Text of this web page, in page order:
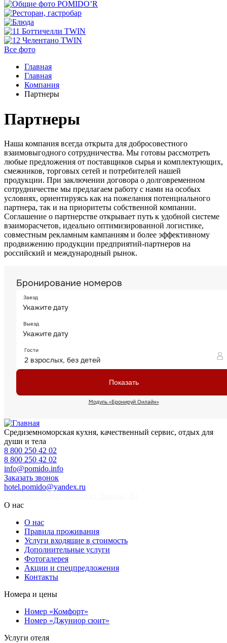
Все фото
Главная
Главная
Компания
Партнеры
Партнеры
Наша компания всегда открыта для добросовестного
взаимовыгодного сотрудничества. Мы готовы рассмотреть
любые предложения от поставщиков сырья и комплектующих,
смежников, торговых сетей и потребителей нашей
продукции. При заключении договора о долговременном
сотрудничестве мы предлагаем работу с нами на особых
условиях, ориентируясь как на пожелания потенциального
партнера, так и на приоритеты собственной компании.
Соглашение о партнерстве открывает путь к удобной системе
взаиморасчетов, идеально оптимизированной логистике,
совместным рекламным кампаниям и более эффективному
продвижению продукции предприятий-партнеров на
российский и международный рынок.
Средиземноморская кухня, качественный сервис, отдых для
души и тела
8 800 250 42 02
8 800 250 42 02
info@pomido.info
Заказать звонок
hotel.pomido@yandex.ru
О нас
О нас
Правила проживания
Услуги входящие в стоимость
Дополнительные услуги
Фотогалерея
Акции и спецпредложения
Контакты
Номера и цены
Номер «Комфорт»
Номер «Джуниор сюит»
Услуги отеля